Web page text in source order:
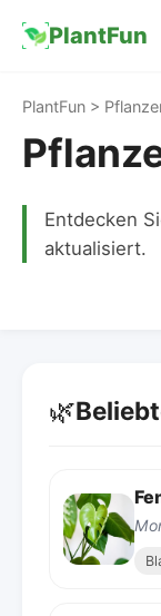
PlantFun
PlantFun >
Entdecken
aktualisiert.
🌿